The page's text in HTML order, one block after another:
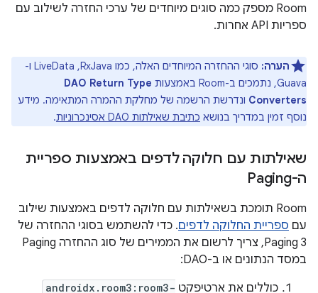
‫Room מספק כמה סוגים מיוחדים של ערכי החזרה לשילוב עם
ספריות API אחרות.
הערה:
סוגי ההחזרה המיוחדים האלה, כמו RxJava,‏ LiveData ו-
Guava, נתמכים ב-Room באמצעות
DAO Return Type
Converters ונדרשת הרשמה של מחלקת ההמרה המתאימה. מידע
נוסף זמין במדריך בנושא כתיבת שאילתות DAO אסינכרוניות .
שאילתות עם חלוקה לדפים באמצעות ספריית
ה-Paging
‫Room תומכת בשאילתות עם חלוקה לדפים באמצעות שילוב
עם ספריית החלוקה לדפים. כדי להשתמש בסוגי ההחזרה של
Paging 3, צריך לרשום את הממירים של סוג ההחזרה Paging
במסד הנתונים או ב-DAO:
כוללים את ארטיפקט androidx.room3:room3-